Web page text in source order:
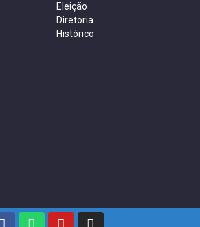
Eleição
Diretoria
Histórico